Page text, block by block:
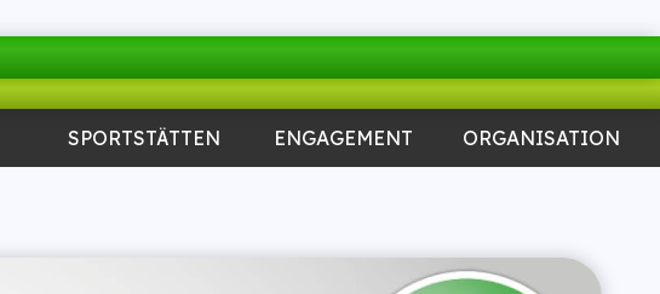
SPORTSTÄTTEN ENGAGEMENT ORGANISATION